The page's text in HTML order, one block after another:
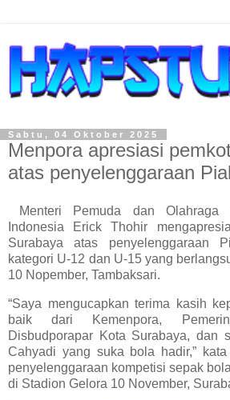
Sabtu, 04 Oktober 2025
Menpora apresiasi
atas penyelenggaraan
Menteri Pemuda dan Olahraga
Indonesia Erick Thohir
Surabaya atas penyelenggaraan
kategori U-12 dan U-15 yang
10 Nopember, Tambaksari.
“Saya mengucapkan terima kasih
baik dari Kemenpora,
Disbudporapar Kota Surabaya, dan
Cahyadi yang suka bola hadir,”
penyelenggaraan kompetisi sepak
di Stadion Gelora 10 November,